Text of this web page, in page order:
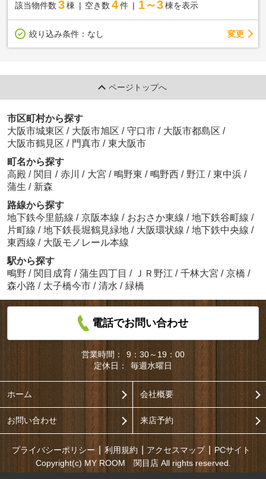
該当物件数 3棟 空き数 4 件 1～3 棟を表示
絞り込み条件： なし 変更
ページトップへ
市区町村から探す
大阪市城東区 / 大阪市旭区 / 守口市 / 大阪市都島区 /
大阪市鶴見区 / 門真市 / 東大阪市
町名から探す
高殿 / 関目 / 赤川 / 大宮 / 鴫野東 / 鴫野西 / 野江 / 東中浜 /
蒲生 / 新森
路線から探す
地下鉄今里筋線 / 京阪本線 / おおさか東線 / 地下鉄谷町線 /
片町線 / 地下鉄長堀鶴見緑地 / 大阪環状線 / 地下鉄中央線 /
東西線 / 大阪モノレール本線
駅から探す
鴫野 / 関目成育 / 蒲生四丁目 / ＪＲ野江 / 千林大宮 / 京橋 /
森小路 / 太子橋今市 / 清水 / 緑橋
電話でお問い合わせ
営業時間：
9：30～19：00
定休日：
毎週水曜日
ホーム 会社概要
お問い合わせ 来店予約
プライバシーポリシー 利用規約 アクセスマップ
PCサイト
Copyright(c) MY ROOM 関目店 All rights reserved.